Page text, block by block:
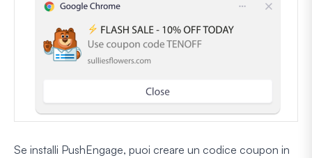
Se installi PushEngage, puoi creare un codice coupon in